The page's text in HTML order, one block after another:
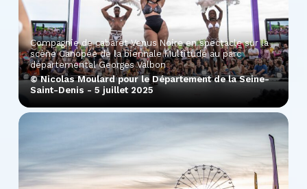
Compagnie de cabaret Venus Noire en spectacle sur la
scène Canopée de la biennale Multitude au parc
départemental Georges Valbon
© Nicolas Moulard pour le Département de la Seine-
Saint-Denis - 5 juillet 2025